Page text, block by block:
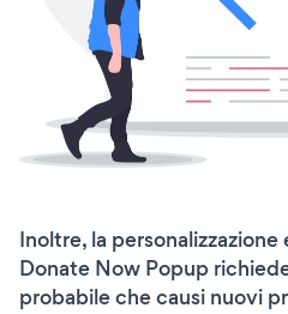
Inoltre, la
Donate Now Popup
probabile che causi nuovi